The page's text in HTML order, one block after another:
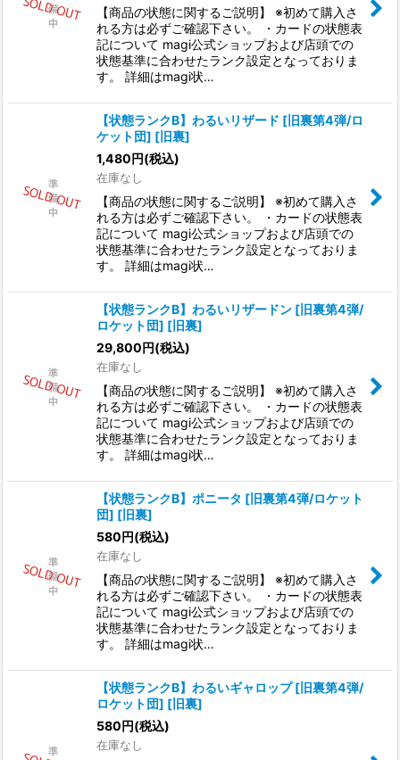
【商品の状態に関するご説明】 ※初めて購入さ
れる方は必ずご確認下さい。 ・カードの状態表
記について magi公式ショップおよび店頭での
状態基準に合わせたランク設定となっておりま
す。 詳細はmagi状…
【状態ランクB】わるいリザード [旧裏第4弾/ロ
ケット団] [旧裏]
1,480円(税込)
在庫なし
【商品の状態に関するご説明】 ※初めて購入さ
れる方は必ずご確認下さい。 ・カードの状態表
記について magi公式ショップおよび店頭での
状態基準に合わせたランク設定となっておりま
す。 詳細はmagi状…
【状態ランクB】わるいリザードン [旧裏第4弾/
ロケット団] [旧裏]
29,800円(税込)
在庫なし
【商品の状態に関するご説明】 ※初めて購入さ
れる方は必ずご確認下さい。 ・カードの状態表
記について magi公式ショップおよび店頭での
状態基準に合わせたランク設定となっておりま
す。 詳細はmagi状…
【状態ランクB】ポニータ [旧裏第4弾/ロケット
団] [旧裏]
580円(税込)
在庫なし
【商品の状態に関するご説明】 ※初めて購入さ
れる方は必ずご確認下さい。 ・カードの状態表
記について magi公式ショップおよび店頭での
状態基準に合わせたランク設定となっておりま
す。 詳細はmagi状…
【状態ランクB】わるいギャロップ [旧裏第4弾/
ロケット団] [旧裏]
580円(税込)
在庫なし